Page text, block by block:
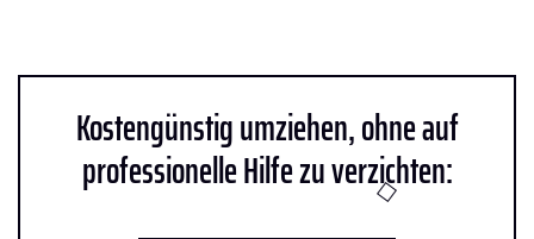
Kostengünstig umziehen, ohne auf
professionelle Hilfe zu verzichten: